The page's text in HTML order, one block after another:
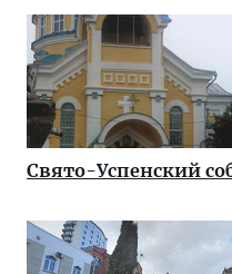
Свято-Успенский